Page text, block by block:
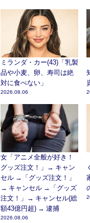
ミランダ・カー(43)「乳製
品や小麦、卵、寿司は絶
対に食べない」
2026.08.06
女「アニメ全般が好き！
グッズ注文！」→ キャン
セル →「グッズ注文！」
→ キャンセル →「グッズ
注文！」→ キャンセル(総
額43億円超) → 逮捕
2026.08.06